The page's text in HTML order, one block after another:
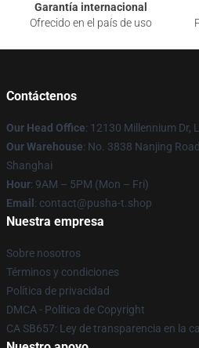
Garantía internacional
Ofrecido en el país de uso
Contáctenos
Our Head Office: 12130 Millennium Dr,
Our Warehouse: No. 3838 Nanjing
Shanghai
Hour: 9AM – 5PM (Mon – Fri)
Email : contact@pusha-t.shop
Nuestra empresa
Sobre nosotros
Términos y condiciones
Política de privacidad
DMCA - Política de Copyright
CA SB657: Ley de transparencia en la